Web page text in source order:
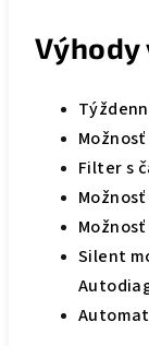
Výhody
Filter s
Silent